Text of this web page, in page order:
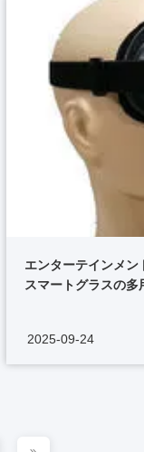
エンターテインメン
スマートグラスの多
2025-09-24